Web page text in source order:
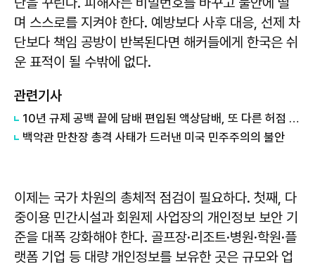
며 스스로를 지켜야 한다. 예방보다 사후 대응, 선제 차
단보다 책임 공방이 반복된다면 해커들에게 한국은 쉬
운 표적이 될 수밖에 없다.
관련기사
10년 규제 공백 끝에 담배 편입된 액상담배, 또 다른 허점 막아야
백악관 만찬장 총격 사태가 드러낸 미국 민주주의의 불안
이제는 국가 차원의 총체적 점검이 필요하다. 첫째, 다
중이용 민간시설과 회원제 사업장의 개인정보 보안 기
준을 대폭 강화해야 한다. 골프장·리조트·병원·학원·플
랫폼 기업 등 대량 개인정보를 보유한 곳은 규모와 업